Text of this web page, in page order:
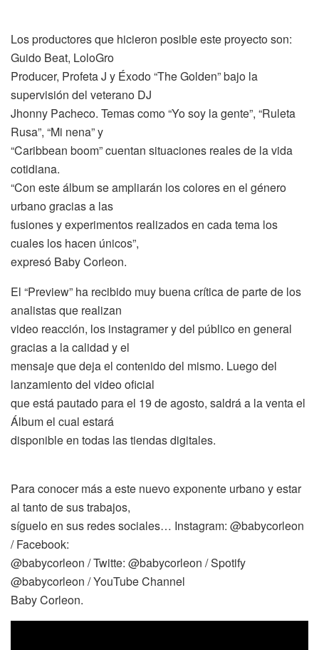
Los productores que hicieron posible este proyecto son:
Guido Beat, LoloGro
Producer, Profeta J y Éxodo “The Golden” bajo la
supervisión del veterano DJ
Jhonny Pacheco. Temas como “Yo soy la gente”, “Ruleta
Rusa”, “Mi nena” y
“Caribbean boom” cuentan situaciones reales de la vida
cotidiana.
“Con este álbum se ampliarán los colores en el género
urbano gracias a las
fusiones y experimentos realizados en cada tema los
cuales los hacen únicos”,
expresó Baby Corleon.
El “Preview” ha recibido muy buena crítica de parte de los
analistas que realizan
video reacción, los instagramer y del público en general
gracias a la calidad y el
mensaje que deja el contenido del mismo. Luego del
lanzamiento del video oficial
que está pautado para el 19 de agosto, saldrá a la venta el
Álbum el cual estará
disponible en todas las tiendas digitales.
Para conocer más a este nuevo exponente urbano y estar
al tanto de sus trabajos,
síguelo en sus redes sociales… Instagram: @babycorleon
/ Facebook:
@babycorleon / Twitte: @babycorleon / Spotify
@babycorleon / YouTube Channel
Baby Corleon.